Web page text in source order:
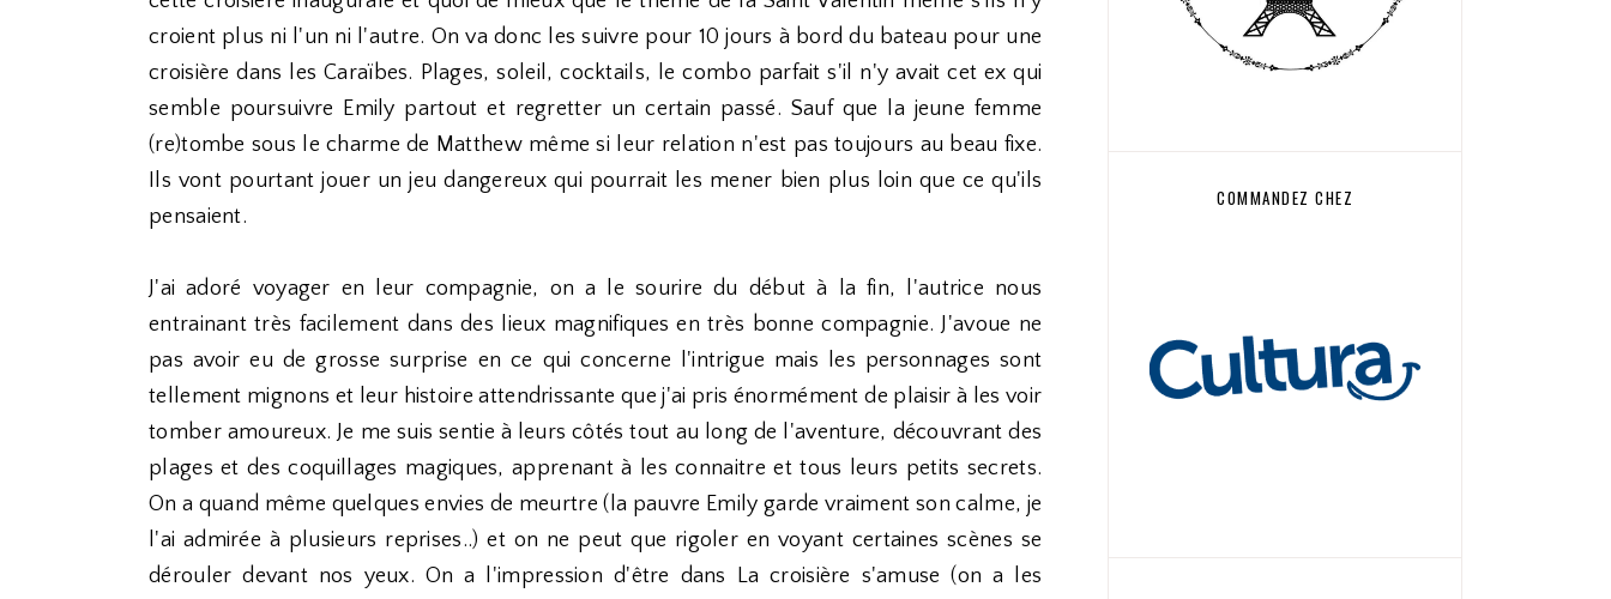
croient plus ni l'un ni l'autre. On va donc les suivre pour 10 jours à bord du bateau pour une
croisière dans les Caraïbes. Plages, soleil, cocktails, le combo parfait s'il n'y avait cet ex qui
semble poursuivre Emily partout et regretter un certain passé. Sauf que la jeune femme
(re)tombe sous le charme de Matthew même si leur relation n'est pas toujours au beau fixe.
Ils vont pourtant jouer un jeu dangereux qui pourrait les mener bien plus loin que ce qu'ils
pensaient.
J'ai adoré voyager en leur compagnie, on a le sourire du début à la fin, l'autrice nous
entrainant très facilement dans des lieux magnifiques en très bonne compagnie. J'avoue ne
pas avoir eu de grosse surprise en ce qui concerne l'intrigue mais les personnages sont
tellement mignons et leur histoire attendrissante que j'ai pris énormément de plaisir à les voir
tomber amoureux. Je me suis sentie à leurs côtés tout au long de l'aventure, découvrant des
plages et des coquillages magiques, apprenant à les connaitre et tous leurs petits secrets.
On a quand même quelques envies de meurtre (la pauvre Emily garde vraiment son calme, je
l'ai admirée à plusieurs reprises..) et on ne peut que rigoler en voyant certaines scènes se
dérouler devant nos yeux. On a l'impression d'être dans La croisière s'amuse (on a les
COMMANDEZ CHEZ